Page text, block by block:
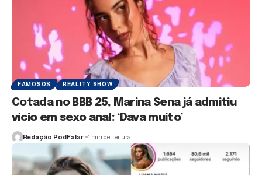
FAMOSOS REALITY SHOW
Cotada no BBB 25, Marina Sena já admitiu
vício em sexo anal: ‘Dava muito’
Redação PodFalar 1 min de Leitura